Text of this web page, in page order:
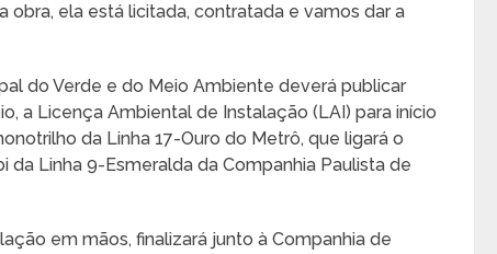
ela está licitada, contratada e vamos dar a
do Verde e do Meio Ambiente deverá publicar
a Licença Ambiental de Instalação (LAI) para início
da Linha 17-Ouro do Metrô, que ligará o
Linha 9-Esmeralda da Companhia Paulista de
em mãos, finalizará junto à Companhia de